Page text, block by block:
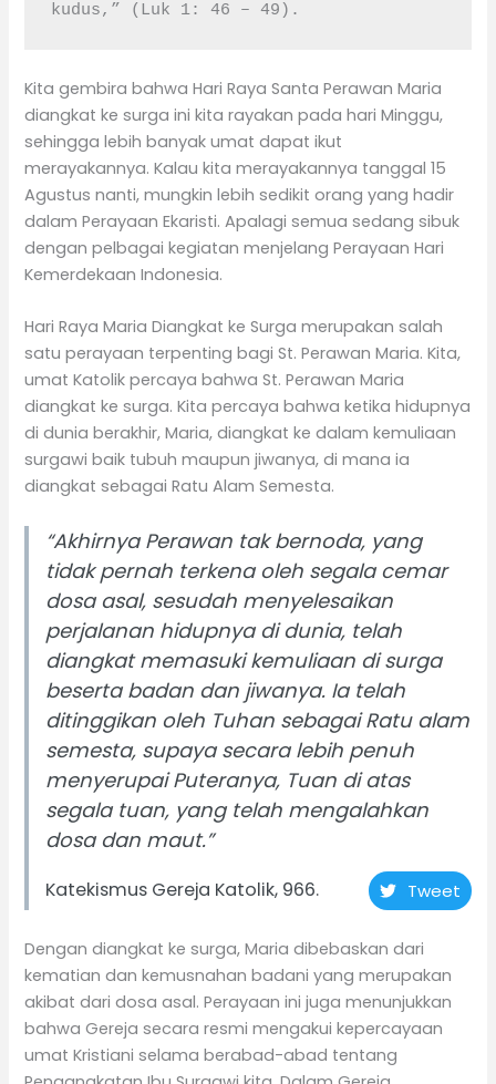
kudus,” (Luk 1: 46 – 49).
Kita gembira bahwa Hari Raya Santa Perawan Maria
diangkat ke surga ini kita rayakan pada hari Minggu,
sehingga lebih banyak umat dapat ikut
merayakannya. Kalau kita merayakannya tanggal 15
Agustus nanti, mungkin lebih sedikit orang yang hadir
dalam Perayaan Ekaristi. Apalagi semua sedang sibuk
dengan pelbagai kegiatan menjelang Perayaan Hari
Kemerdekaan Indonesia.
Hari Raya Maria Diangkat ke Surga merupakan salah
satu perayaan terpenting bagi St. Perawan Maria. Kita,
umat Katolik percaya bahwa St. Perawan Maria
diangkat ke surga. Kita percaya bahwa ketika hidupnya
di dunia berakhir, Maria, diangkat ke dalam kemuliaan
surgawi baik tubuh maupun jiwanya, di mana ia
diangkat sebagai Ratu Alam Semesta.
“Akhirnya Perawan tak bernoda, yang
tidak pernah terkena oleh segala cemar
dosa asal, sesudah menyelesaikan
perjalanan hidupnya di dunia, telah
diangkat memasuki kemuliaan di surga
beserta badan dan jiwanya. Ia telah
ditinggikan oleh Tuhan sebagai Ratu alam
semesta, supaya secara lebih penuh
menyerupai Puteranya, Tuan di atas
segala tuan, yang telah mengalahkan
dosa dan maut.”
Katekismus Gereja Katolik, 966. Tweet
Dengan diangkat ke surga, Maria dibebaskan dari
kematian dan kemusnahan badani yang merupakan
akibat dari dosa asal. Perayaan ini juga menunjukkan
bahwa Gereja secara resmi mengakui kepercayaan
umat Kristiani selama berabad-abad tentang